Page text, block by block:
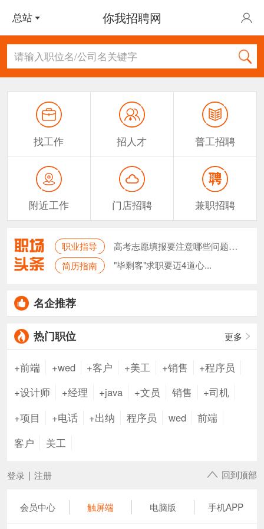
你我招聘网
总站
请输入职位名/公司名关键字
找工作 招人才 普工招聘
附近工作 门店招聘 兼职招聘
职业指导
高考志愿填报要注意哪些问题？答...
用多渠道缓解招工难题
写好带有“吸引力”的招聘JD！
简历指南
"毕剩客"求职要迈4道心...
名企推荐
热门职位 更多
+前端 +wed +客户 +美工 +销售
+程序员
+设计师
+经理 +java +文员 销售
+司机
+项目
+电话 +出纳 程序员 wed
前端
客户
美工
登录 | 注册 回到顶部
会员中心 触屏端 电脑版 手机APP